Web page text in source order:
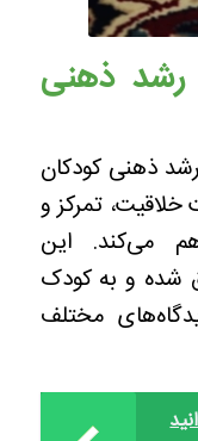
رشد ذهنی
ذهنی کودکان
تمرکز و
می‌کند. این
شده و به کودک
مختلف